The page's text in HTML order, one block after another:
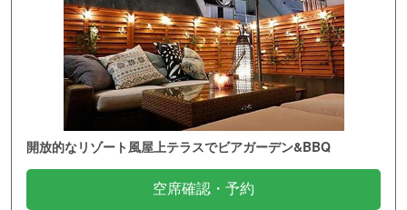
開放的なリゾート風屋上テラスでビアガーデン&BBQ
空席確認・予約